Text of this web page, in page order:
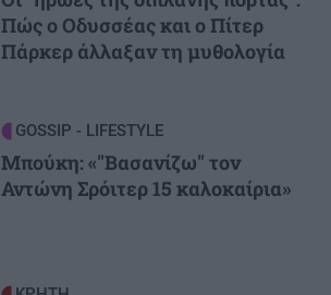
Πώς ο Οδυσσέας και ο Πίτερ
Πάρκερ άλλαξαν τη μυθολογία
GOSSIP - LIFESTYLE
Μπούκη: «"Βασανίζω" τον
Αντώνη Σρόιτερ 15 καλοκαίρια»